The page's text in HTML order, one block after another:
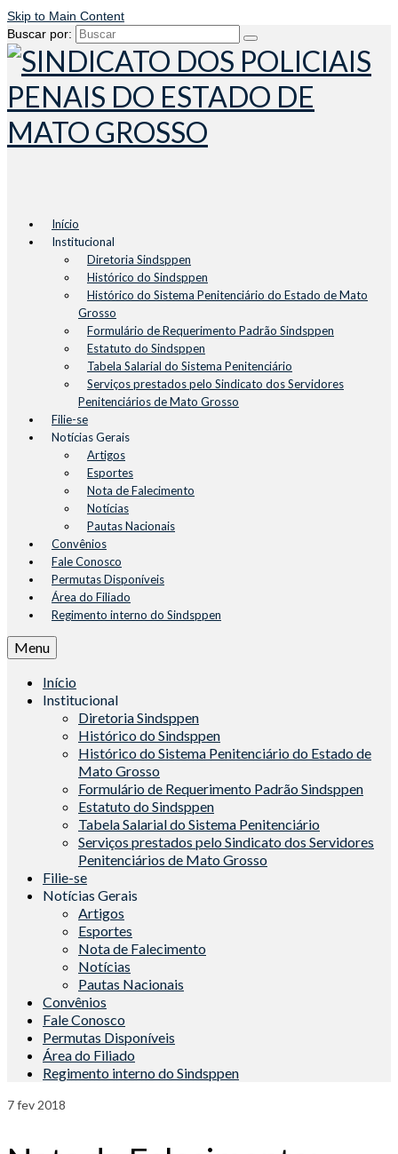
Skip to Main Content
Buscar por:
Início
Institucional
Diretoria Sindsppen
Histórico do Sindsppen
Histórico do Sistema Penitenciário do Estado de Mato
Grosso
Formulário de Requerimento Padrão Sindsppen
Estatuto do Sindsppen
Tabela Salarial do Sistema Penitenciário
Serviços prestados pelo Sindicato dos Servidores
Penitenciários de Mato Grosso
Filie-se
Notícias Gerais
Artigos
Esportes
Nota de Falecimento
Notícias
Pautas Nacionais
Convênios
Fale Conosco
Permutas Disponíveis
Área do Filiado
Regimento interno do Sindsppen
Menu
Início
Institucional
Diretoria Sindsppen
Histórico do Sindsppen
Histórico do Sistema Penitenciário do Estado de
Mato Grosso
Formulário de Requerimento Padrão Sindsppen
Estatuto do Sindsppen
Tabela Salarial do Sistema Penitenciário
Serviços prestados pelo Sindicato dos Servidores
Penitenciários de Mato Grosso
Filie-se
Notícias Gerais
Artigos
Esportes
Nota de Falecimento
Notícias
Pautas Nacionais
Convênios
Fale Conosco
Permutas Disponíveis
Área do Filiado
Regimento interno do Sindsppen
7fev 2018